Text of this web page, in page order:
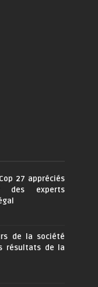
27 appréciés
des experts
de la société
résultats de la